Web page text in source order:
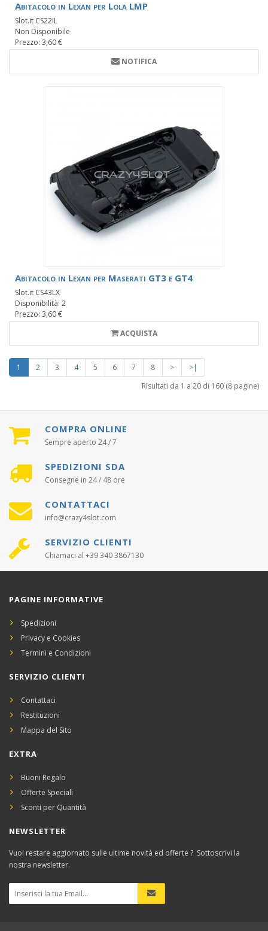
Abitacolo in Lexan per Lola LMP
Slot.it CS22IL
Non Disponibile
Prezzo: 3,60 €
NOTIFICA
Abitacolo in Lexan per Maserati GT3 e GT4
Slot.it CS43LX
Disponibilità: 2
Prezzo: 3,60 €
ACQUISTA
1 2 3 4 5 6 7 8 >
>|
Risultati da 1 a 20 di 160 (8 pagine)
COMPRA ONLINE
Sempre aperto 24 / 7
SPEDIZIONI SDA
Consegne in 24 / 48 ore
CONTATTACI
info@crazy4slot.com
SERVIZIO CLIENTI
Chiamaci al +39 340 3867130
PAGINE INFORMATIVE
Spedizioni
Privacy e Cookies
Termini e Condizioni
SERVIZIO CLIENTI
Contattaci
Restituzioni
Mappa del Sito
EXTRA
Buoni Regalo
Offerte Speciali
Sconti per Quantità
NEWSLETTER
Vuoi restare aggiornato sulle ultime novità ed offerte ? Sottoscrivi la
nostra newsletter.